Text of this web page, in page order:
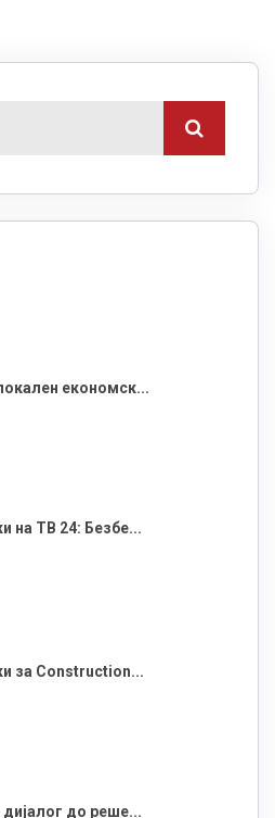
економск...
на ТВ 24: Безбе...
за Construction...
дијалог до реше...